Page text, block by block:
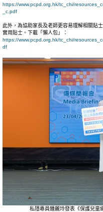
https://www.pcpd.org.hk/tc_chi/
_c.pdf
此外，為協助家長及老師更容易理解相關貼
實用貼士。下載「懶人包」：
https://www.pcpd.org.hk/tc_chi/
df
私隱專員鍾麗玲發表《保護兒